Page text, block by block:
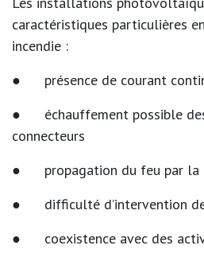
caractéristiques particulières
incendie :
● présence de courant
● échauffement possible
connecteurs
● propagation du feu par la
● difficulté d’intervention
● coexistence avec des